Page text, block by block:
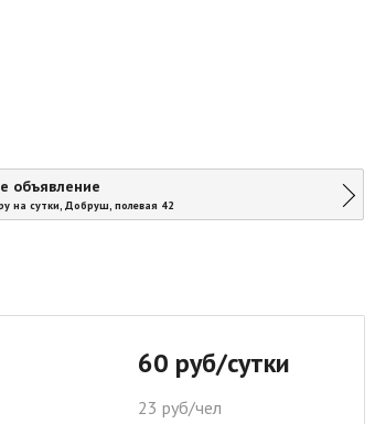
объявление
на сутки, Добруш, полевая 42
60 руб/сутки
23 руб/чел